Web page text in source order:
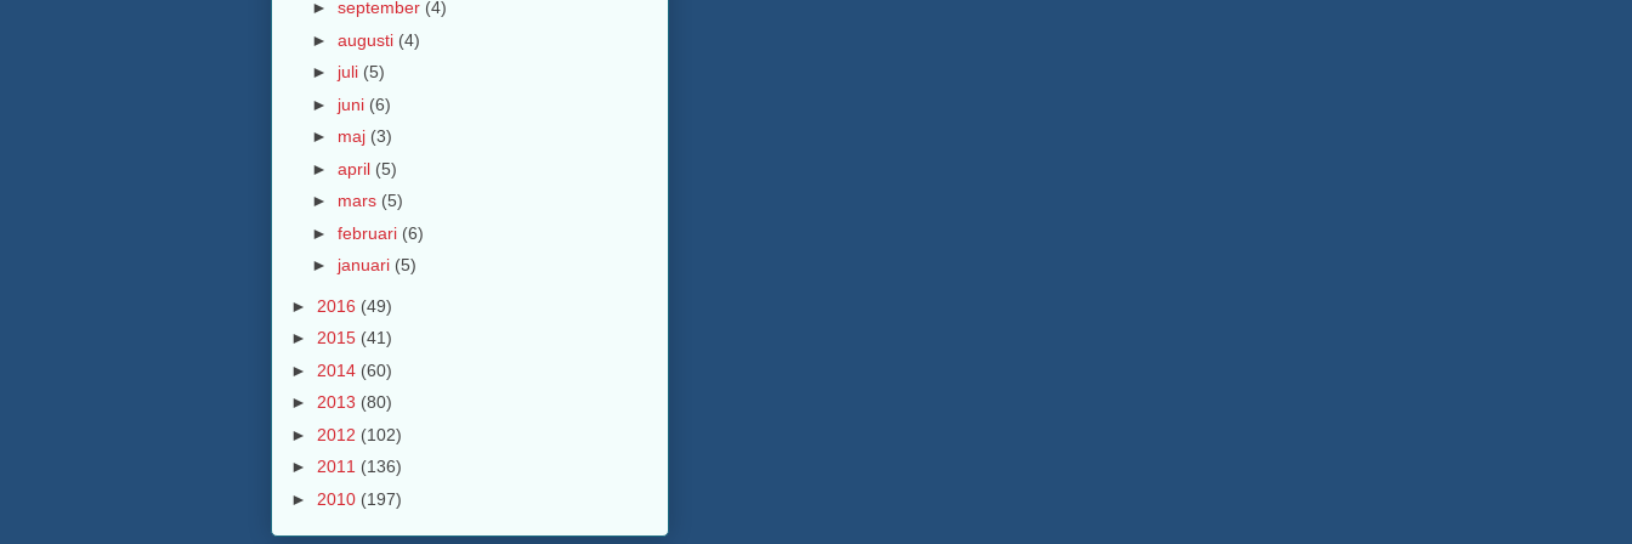
► september (4)
► augusti (4)
► juli (5)
► juni (6)
► maj (3)
► april (5)
► mars (5)
► februari (6)
► januari (5)
► 2016 (49)
► 2015 (41)
► 2014 (60)
► 2013 (80)
► 2012 (102)
► 2011 (136)
► 2010 (197)